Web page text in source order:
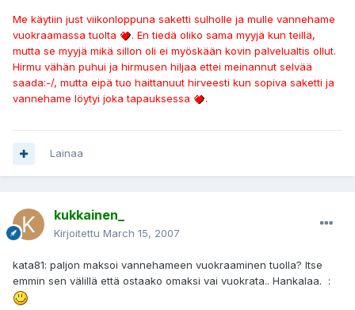
Me käytiin just viikonloppuna saketti sulholle ja mulle vannehame
vuokraamassa tuolta
. En tiedä oliko sama myyjä kun teillä,
mutta se myyjä mikä sillon oli ei myöskään kovin palvelualtis ollut.
Hirmu vähän puhui ja hirmusen hiljaa ettei meinannut selvää
saada:-/, mutta eipä tuo haittanuut hirveesti kun sopiva saketti ja
vannehame löytyi joka tapauksessa
.
Lainaa
kukkainen_
Kirjoitettu March 15, 2007
kata81: paljon maksoi vannehameen vuokraaminen tuolla? Itse
emmin sen välillä että ostaako omaksi vai vuokrata.. Hankalaa. :